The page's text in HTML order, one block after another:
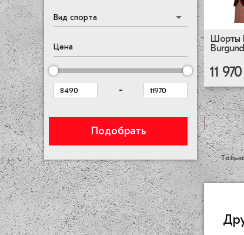
Вид спорта
Цена
-
Подобрать
Шорты
11 970